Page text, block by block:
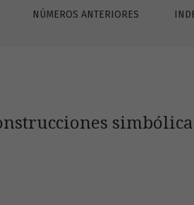
NÚMEROS ANTERIORES